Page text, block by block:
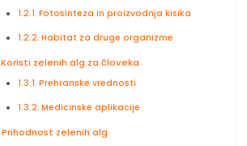
Fotosinteza in proizvodnja kisika
Habitat za druge organizme
Koristi zelenih alg za človeka
Prehranske vrednosti
Medicinske aplikacije
Prihodnost zelenih alg